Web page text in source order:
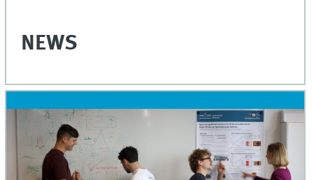
NEWS